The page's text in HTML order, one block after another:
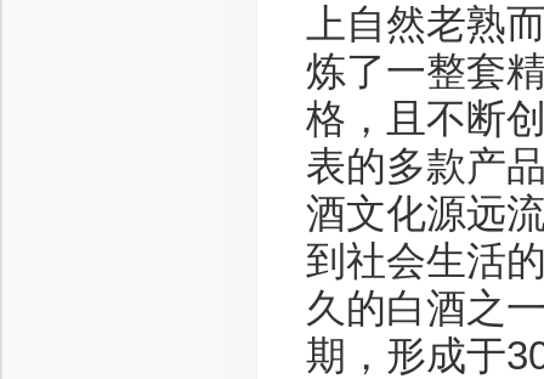
上自然老熟
炼了一整套
格，且不断
表的多款产
酒文化源远
到社会生活
久的白酒之
期，形成于